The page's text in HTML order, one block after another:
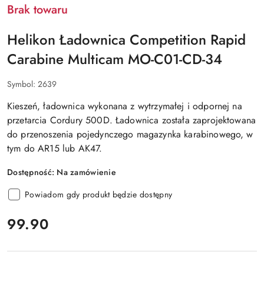
Brak towaru
Helikon Ładownica Competition Rapid
Carabine Multicam MO-C01-CD-34
Symbol: 2639
Kieszeń, ładownica wykonana z wytrzymałej i odpornej na
przetarcia Cordury 500D. Ładownica została zaprojektowana
do przenoszenia pojedynczego magazynka karabinowego, w
tym do AR15 lub AK47.
Dostępność: Na zamówienie
Powiadom gdy produkt będzie dostępny
cena:
99.90